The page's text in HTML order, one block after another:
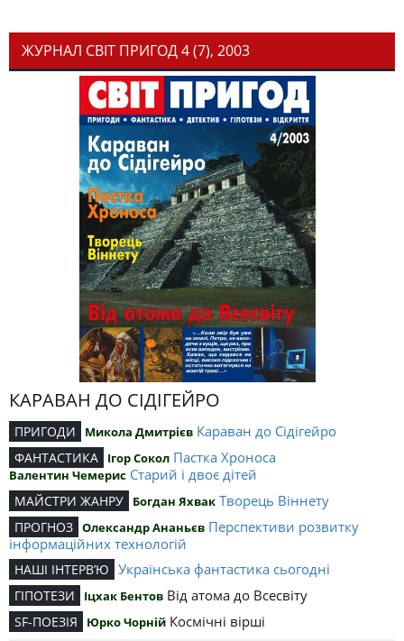
ЖУРНАЛ СВІТ ПРИГОД 4 (7), 2003
КАРАВАН ДО СІДІГЕЙРО
ПРИГОДИ Микола Дмитрієв Караван до Сідігейро
ФАНТАСТИКА Ігор Сокол Пастка Хроноса
Валентин Чемерис Старий і двоє дітей
МАЙСТРИ ЖАНРУ Богдан Яхвак Творець Віннету
ПРОГНОЗ Олександр Ананьєв Перспективи розвитку
інформаційних технологій
НАШІ ІНТЕРВ’Ю Українська фантастика сьогодні
ГІПОТЕЗИ Іцхак Бентов Від атома до Всесвіту
SF-ПОЕЗІЯ Юрко Чорній Космічні вірші